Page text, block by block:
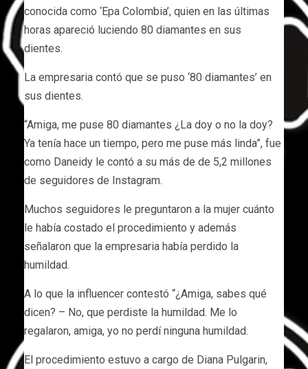
conocida como ‘Epa Colombia’, quien en las últimas
horas apareció luciendo 80 diamantes en sus
dientes.
La empresaria contó que se puso ‘80 diamantes’ en
sus dientes.
“Amiga, me puse 80 diamantes ¿La doy o no la doy?
Ya tenía hace un tiempo, pero me puse más linda”, fue
como Daneidy le contó a su más de de 5,2 millones
de seguidores de Instagram.
Muchos seguidores le preguntaron a la mujer cuánto
le había costado el procedimiento y además
señalaron que la empresaria había perdido la
humildad.
A lo que la influencer contestó “¿Amiga, sabes qué
dicen? – No, que perdiste la humildad. Me lo
regalaron, amiga, yo no perdí ninguna humildad.
El procedimiento estuvo a cargo de Diana Pulgarin,